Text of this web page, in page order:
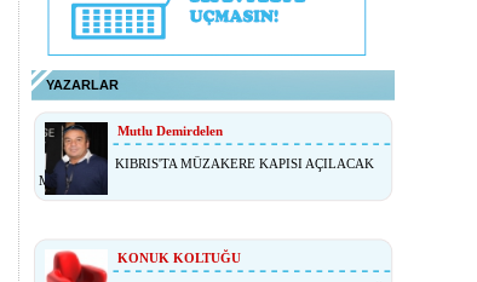
YAZARLAR
Mutlu Demirdelen
KIBRIS'TA MÜZAKERE KAPISI AÇILACAK
MI?
KONUK KOLTUĞU